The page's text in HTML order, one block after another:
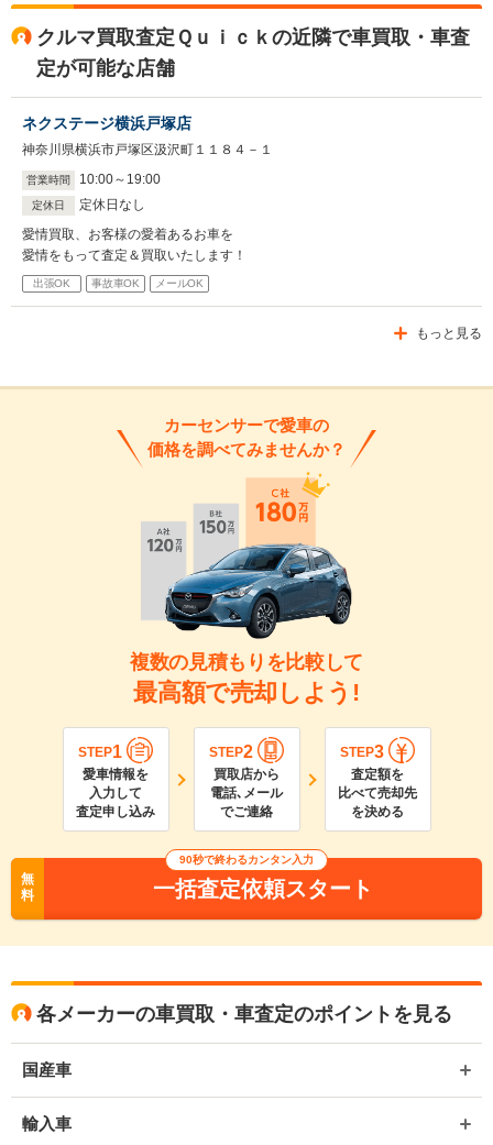
クルマ買取査定Ｑｕｉｃｋの近隣で車買取・車査
定が可能な店舗
ネクステージ横浜戸塚店
神奈川県横浜市戸塚区汲沢町１１８４－１
営業時間 10:00～ 19:00
定休日
定休日なし
愛情買取、お客様の愛着あるお車を
愛情をもって査定＆買取いたします！
出張OK 事故車OK メールOK
もっと見る
カーセンサーで愛車の
価格を調べてみませんか？
複数の見積もりを比較して
最高額で売却しよう!
STEP1
愛車情報を
入力して
査定申し込み
STEP2
買取店から
電話､メール
でご連絡
STEP3
査定額を
比べて売却先
を決める
無
料
90秒で終わるカンタン入力
一括査定依頼スタート
各メーカーの車買取・車査定のポイントを見る
国産車
輸入車